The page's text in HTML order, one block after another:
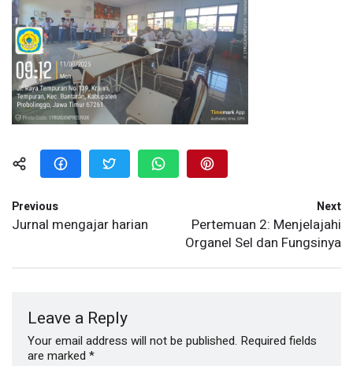
Previous
Jurnal mengajar harian
Next
Pertemuan 2: Menjelajahi
Organel Sel dan Fungsinya
Leave a Reply
Your email address will not be published. Required fields
are marked *